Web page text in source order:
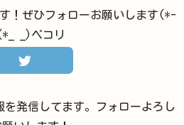
！ぜひフォローお願いします(*-
_)ペコリ
を発信してます。フォローよろし